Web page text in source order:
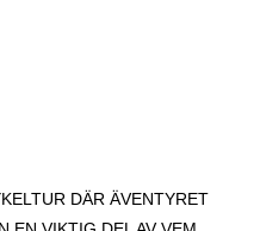
DÄR ÄVENTYRET